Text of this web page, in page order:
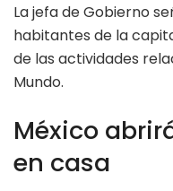
La jefa de Gobierno
habitantes de la
de las actividades
Mundo.
México
en casa